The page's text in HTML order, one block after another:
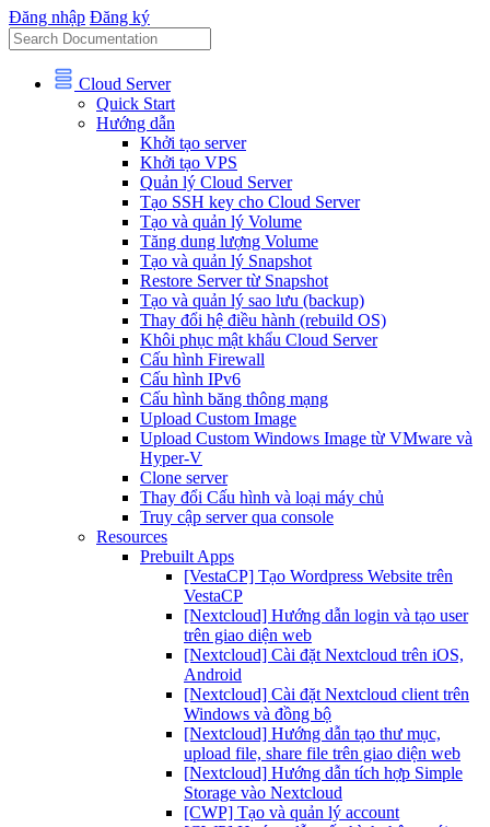
Đăng nhập Đăng ký
Cloud Server
Quick Start
Hướng dẫn
Khởi tạo server
Khởi tạo VPS
Quản lý Cloud Server
Tạo SSH key cho Cloud Server
Tạo và quản lý Volume
Tăng dung lượng Volume
Tạo và quản lý Snapshot
Restore Server từ Snapshot
Tạo và quản lý sao lưu (backup)
Thay đổi hệ điều hành (rebuild OS)
Khôi phục mật khẩu Cloud Server
Cấu hình Firewall
Cấu hình IPv6
Cấu hình băng thông mạng
Upload Custom Image
Upload Custom Windows Image từ VMware và
Hyper-V
Clone server
Thay đổi Cấu hình và loại máy chủ
Truy cập server qua console
Resources
Prebuilt Apps
[VestaCP] Tạo Wordpress Website trên
VestaCP
[Nextcloud] Hướng dẫn login và tạo user
trên giao diện web
[Nextcloud] Cài đặt Nextcloud trên iOS,
Android
[Nextcloud] Cài đặt Nextcloud client trên
Windows và đồng bộ
[Nextcloud] Hướng dẫn tạo thư mục,
upload file, share file trên giao diện web
[Nextcloud] Hướng dẫn tích hợp Simple
Storage vào Nextcloud
[CWP] Tạo và quản lý account